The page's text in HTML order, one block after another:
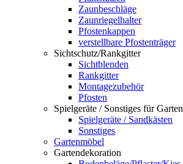
Zaunbeschläge
Zaunriegelhalter
Pfostenkappen
verstellbare Pfostenträger
Sichtschutz/Rankgitter
Sichtblenden
Rankgitter
Montagezubehör
Pfosten
Spielgeräte / Sonstiges für Garten
Spielgeräte / Sandkästen
Sonstiges
Gartenmöbel
Gartendekoration